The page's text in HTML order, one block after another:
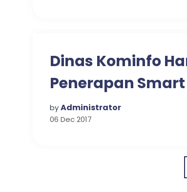
Dinas Kominfo
Penerapan
byAdministrator
06 Dec 2017